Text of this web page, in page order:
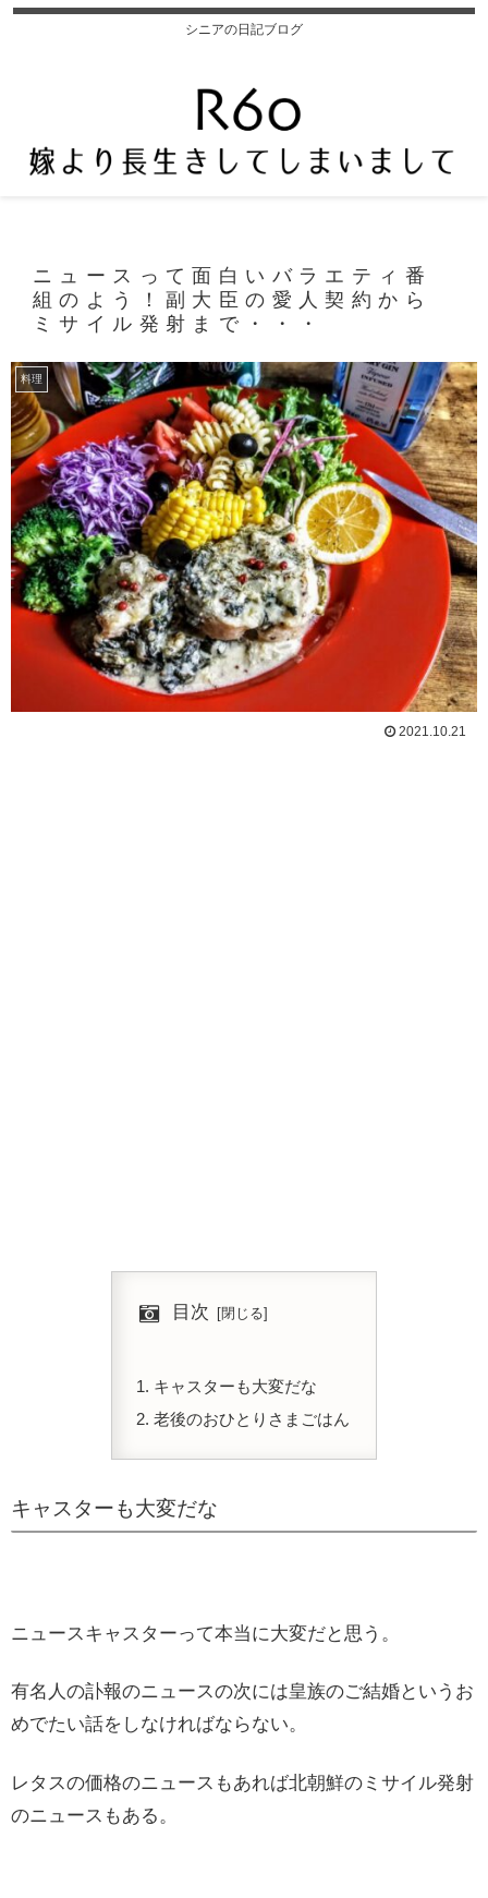
シニアの日記ブログ
ニュースって面白いバラエティ番
組のよう！副大臣の愛人契約から
ミサイル発射まで・・・
料理
2021.10.21
目次
キャスターも大変だな
老後のおひとりさまごはん
キャスターも大変だな
ニュースキャスターって本当に大変だと思う。
有名人の訃報のニュースの次には皇族のご結婚というお
めでたい話をしなければならない。
レタスの価格のニュースもあれば北朝鮮のミサイル発射
のニュースもある。